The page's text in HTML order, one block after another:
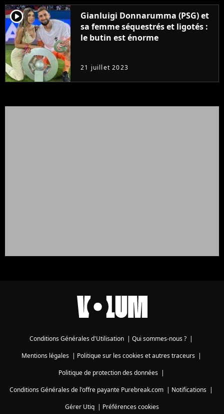
player2
Gianluigi Donnarumma (PSG) et
sa femme séquestrés et ligotés :
le butin est énorme
21 juillet 2023
Conditions Générales d'Utilisation Qui sommes-nous ?
Mentions légales| Politique sur les cookies et autres traceurs|
Politique de protection des données|
Conditions Générales de l'offre payante Purebreak.com
Notifications
Gérer Utiq
Préférences cookies